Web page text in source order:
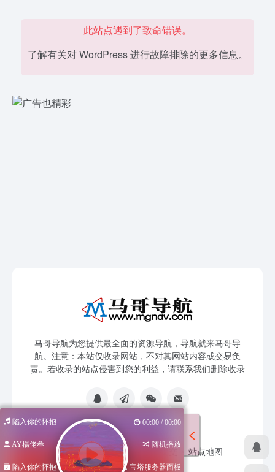
此站点遇到了致命错误。
了解有关对 WordPress 进行故障排除的更多信息。
马哥导航为您提供最全面的资源导航，导航就来马哥导
航。注意：本站仅收录网站，不对其网站内容或交易负
责。若收录的站点侵害到您的利益，请联系我们删除收录
免责声明 友链申请 网站提交 站点地图
陷入你的怀抱 00:00 / 00:00
AY楊佬叁 随机播放
陷入你的怀抱 宝塔服务器面板